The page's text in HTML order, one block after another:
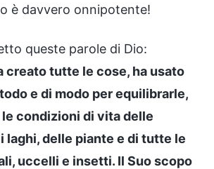
è davvero onnipotente!
queste parole di Dio:
creato tutte le cose, ha usato
e di modo per equilibrarle,
condizioni di vita delle
laghi, delle piante e di tutte le
uccelli e insetti. Il Suo scopo